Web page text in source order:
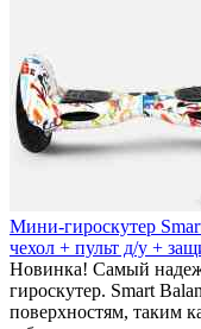
Мини-гироскутер
чехол + пульт д/у +
Новинка! Самый
гироскутер. Smart
поверхностям, таким